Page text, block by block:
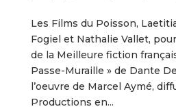
Les Films du Poisson,
Fogiel et Nathalie Vallet,
de la Meilleure fiction
Passe-Muraille » de Dante
l’oeuvre de Marcel Aymé,
Productions en...